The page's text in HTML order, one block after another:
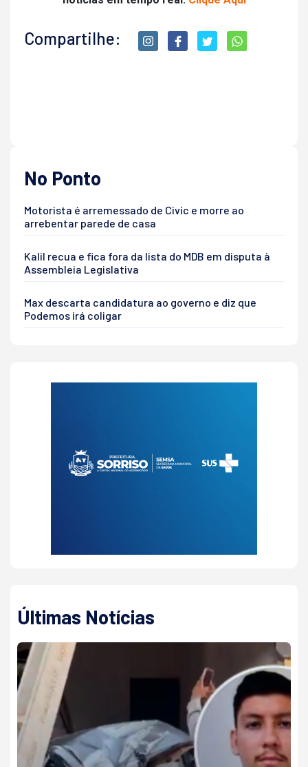
Compartilhe:
No Ponto
Motorista é arremessado de Civic e morre ao
arrebentar parede de casa
Kalil recua e fica fora da lista do MDB em disputa à
Assembleia Legislativa
Max descarta candidatura ao governo e diz que
Podemos irá coligar
Últimas Notícias